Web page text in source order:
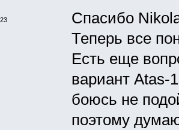
Спасибо
Теперь все
Есть еще
вариант Atas-
боюсь не
поэтому